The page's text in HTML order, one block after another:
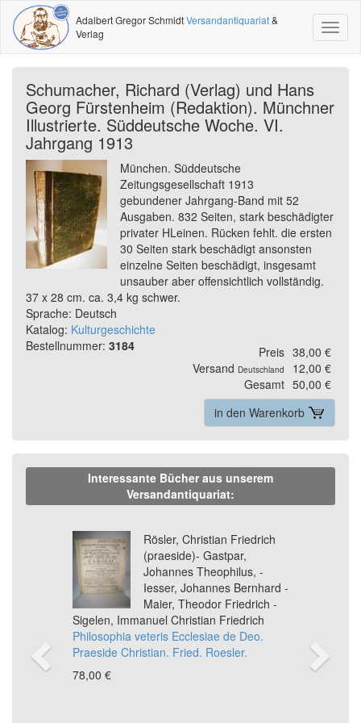
Adalbert Gregor SchmidtVersandantiquariat&
Verlag
Schumacher, Richard (Verlag) und Hans
Georg Fürstenheim (Redaktion). Münchner
Illustrierte. Süddeutsche Woche. VI.
Jahrgang 1913
München. Süddeutsche
Zeitungsgesellschaft 1913
gebundener Jahrgang-Band mit 52
Ausgaben. 832 Seiten, stark beschädigter
privater HLeinen. Rücken fehlt. die ersten
30 Seiten stark beschädigt ansonsten
einzelne Seiten beschädigt, insgesamt
unsauber aber offensichtlich vollständig.
37 x 28 cm. ca. 3,4 kg schwer.
Sprache: Deutsch
Katalog: Kulturgeschichte
Bestellnummer: 3184 Preis 38,00 €
Versand Deutschland
12,00 €
Gesamt 50,00 €
in den Warenkorb
Interessante Bücher aus unserem
Versandantiquariat:
Rösler, Christian Friedrich
(praeside)- Gastpar,
Johannes Theophilus, -
Iesser, Johannes Bernhard -
Maier, Theodor Friedrich -
Sigelen, Immanuel Christian Friedrich
Philosophia veteris Ecclesiae de Deo.
Praeside Christian. Fried. Roesler.
78,00 €
Previous